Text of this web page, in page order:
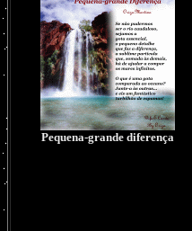
Pequena-grande diferença